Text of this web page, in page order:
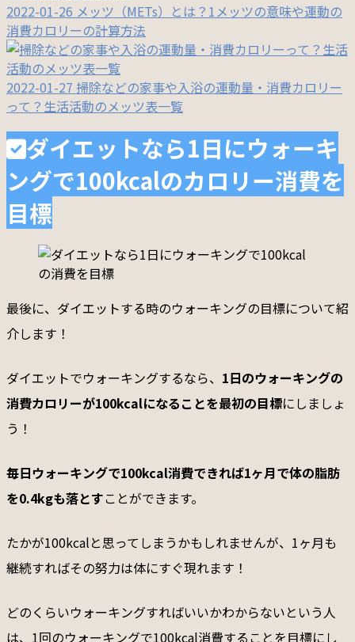
2022-01-26 メッツ（METs）とは？1メッツの意味や運動の
消費カロリーの計算方法
2022-01-27 掃除などの家事や入浴の運動量・消費カロリー
って？生活活動のメッツ表一覧
ダイエットなら1日にウォーキ
ングで100kcalのカロリー消費を
目標
最後に、ダイエットする時のウォーキングの目標について紹
介します！
ダイエットでウォーキングするなら、 1日のウォーキングの
消費カロリーが100kcalになることを最初の目標にしましょ
う！
毎日ウォーキングで100kcal消費できれば1ヶ月で体の脂肪
を0.4kgも落とすことができます。
たかが100kcalと思ってしまうかもしれませんが、1ヶ月も
継続すればその努力は体にすぐ現れます！
どのくらいウォーキングすればいいかわからないという人
は、1回のウォーキングで100kcal消費することを目標にし